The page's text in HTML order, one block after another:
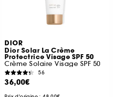
DIOR
Dior Solar La Crème
Protectrice Visage SPF 50
Crème Solaire Visage SPF 50
56
36,00€